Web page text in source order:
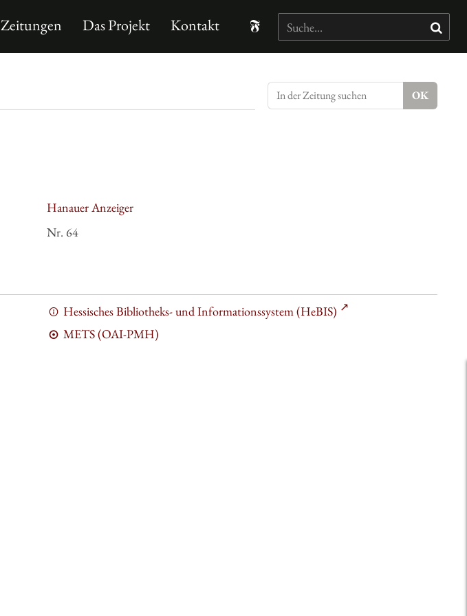
Zeitungen Das Projekt Kontakt
Hanauer Anzeiger
Nr. 64
Hessisches Bibliotheks- und Informationssystem (HeBIS)
METS (OAI-PMH)